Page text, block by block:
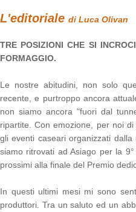
L'editoriale di Luca Olivan
TRE POSIZIONI CHE SI
FORMAGGIO.
Le nostre abitudini, non solo
recente, e purtroppo ancora
non siamo ancora "fuori dal
ripartite. Con emozione, per noi
gli eventi caseari organizzati
siamo ritrovati ad Asiago per la
prossimi alla finale del Premio
In questi ultimi mesi mi sono
produttori. Tra un saluto ed un